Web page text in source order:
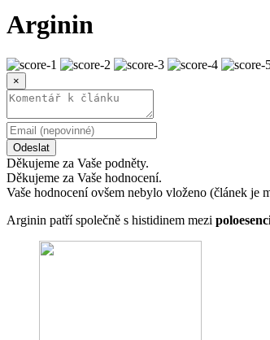
Arginin
×
Odeslat
Děkujeme za Vaše podněty.
Děkujeme za Vaše hodnocení.
Vaše hodnocení ovšem nebylo vloženo (článek je
Arginin patří společně s histidinem mezi